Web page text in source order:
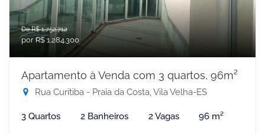
De R$ 1.752.712
por R$ 1.284.300
Apartamento à Venda com 3 quartos, 96m²
Rua Curitiba - Praia da Costa, Vila Velha-ES
3 Quartos 2 Banheiros 2 Vagas 96 m²